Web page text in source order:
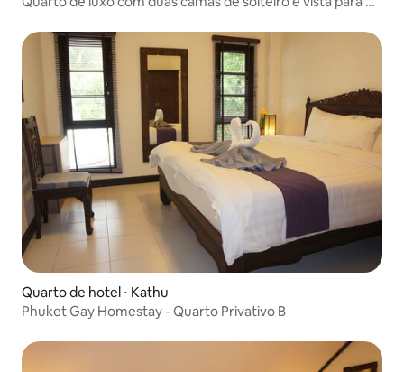
Quarto de hotel ⋅ Kathu
Phuket Gay Homestay - Quarto Privativo B